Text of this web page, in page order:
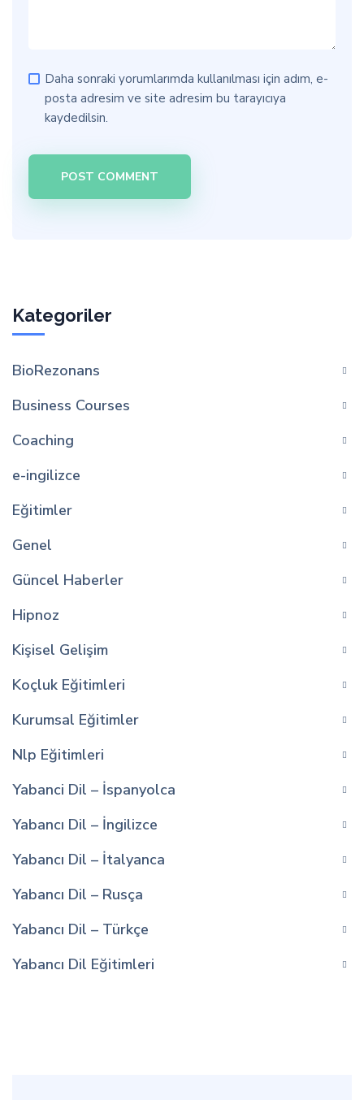
Daha sonraki yorumlarımda kullanılması için adım, e-
posta adresim ve site adresim bu tarayıcıya
kaydedilsin.
Kategoriler
BioRezonans
Business Courses
Coaching
e-ingilizce
Eğitimler
Genel
Güncel Haberler
Hipnoz
Kişisel Gelişim
Koçluk Eğitimleri
Kurumsal Eğitimler
Nlp Eğitimleri
Yabanci Dil – İspanyolca
Yabancı Dil – İngilizce
Yabancı Dil – İtalyanca
Yabancı Dil – Rusça
Yabancı Dil – Türkçe
Yabancı Dil Eğitimleri